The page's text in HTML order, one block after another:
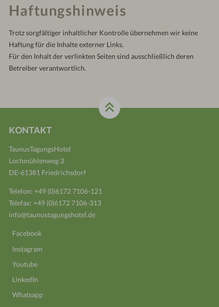
Haftungshinweis
Trotz sorgfältiger inhaltlicher Kontrolle übernehmen wir keine
Haftung für die Inhalte externer Links.
Für den Inhalt der verlinkten Seiten sind ausschließlich deren
Betreiber verantwortlich.
KONTAKT
TaunusTagungsHotel
Lochmühlenweg 3
DE-61381 Friedrichsdorf
Telefon: +49 (0)6172 7106-121
Telefax: +49 (0)6172 7106-313
info@taunustagungshotel.de
Facebook
Instagram
Youtube
LinkedIn
Whatsapp